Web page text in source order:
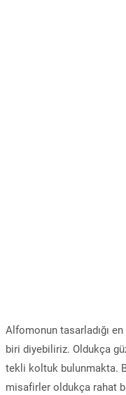
Alfomonun tasarladığı
biri diyebiliriz. Oldukça
tekli koltuk bulunmakta.
misafirler oldukça rahat